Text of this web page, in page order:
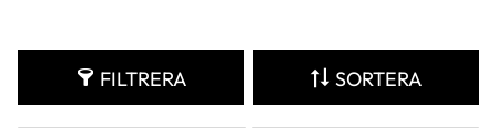
FILTRERA SORTERA